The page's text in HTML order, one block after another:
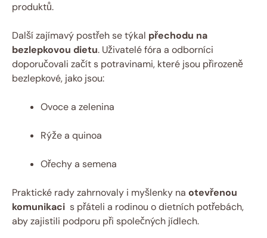
produktů.
Další zajímavý postřeh se týkal přechodu na
bezlepkovou dietu. ‍Uživatelé fóra a‍ odborníci
doporučovali začít s potravinami, které jsou přirozeně
bezlepkové, jako jsou:
Ovoce a​ zelenina
Rýže a quinoa
Ořechy a ⁢semena
Praktické⁢ rady zahrnovaly i myšlenky na otevřenou
komunikaci ⁤ s přáteli​ a rodinou o dietních potřebách,
aby ⁤zajistili podporu při společných⁢ jídlech.